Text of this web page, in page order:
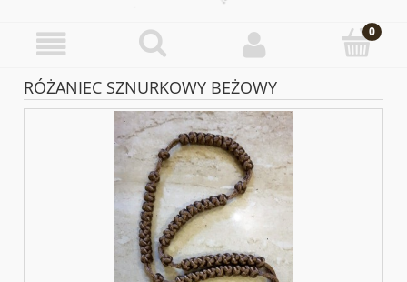
RÓŻANIEC SZNURKOWY BEŻOWY